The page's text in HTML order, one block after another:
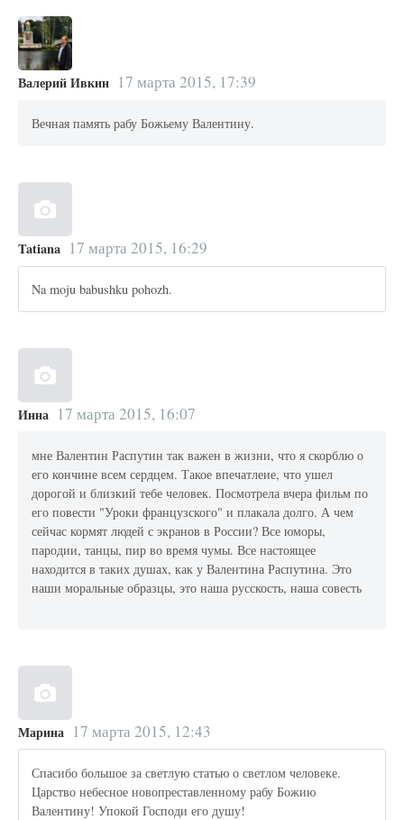
Валерий Ивкин 17 марта 2015, 17:39
Вечная память рабу Божьему Валентину.
Tatiana 17 марта 2015, 16:29
Na moju babushku pohozh.
Инна 17 марта 2015, 16:07
мне Валентин Распутин так важен в жизни, что я скорблю о
его кончине всем сердцем. Такое впечатлеие, что ушел
дорогой и близкий тебе человек. Посмотрела вчера фильм по
его повести "Уроки французского" и плакала долго. А чем
сейчас кормят людей с экранов в России? Все юморы,
пародии, танцы, пир во время чумы. Все настоящее
находится в таких душах, как у Валентина Распутина. Это
наши моральные образцы, это наша русскость, наша совесть
Марина 17 марта 2015, 12:43
Спасибо большое за светлую статью о светлом человеке.
Царство небесное новопреставленному рабу Божию
Валентину! Упокой Господи его душу!